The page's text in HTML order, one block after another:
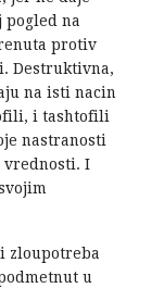
pogled na
protiv
Destruktivna,
na isti nacin
i tashtofili
nastranosti
vrednosti. I
zloupotreba
u